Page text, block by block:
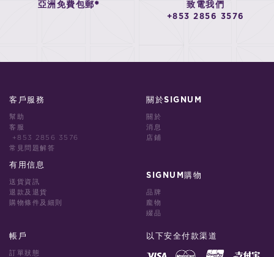
亞洲免費包郵* 致電我們
+853 2856 3576
客戶服務
幫助
客服
+853 2856 3576
常見問題解答
有用信息
送貨資訊
退款及退貨
購物條件及細則
關於SIGNUM
關於
消息
店鋪
SIGNUM購物
品牌
龐物
綴品
帳戶
訂單狀態
以下安全付款渠道